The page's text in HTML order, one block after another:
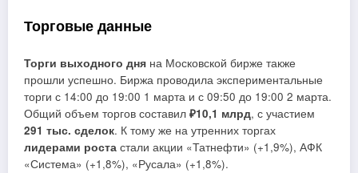
Торговые данные
Торги выходного дня на Московской бирже также
прошли успешно. Биржа проводила экспериментальные
торги с 14:00 до 19:00 1 марта и с 09:50 до 19:00 2 марта.
Общий объем торгов составил ₽10,1 млрд, с участием
291 тыс. сделок. К тому же на утренних торгах
лидерами роста стали акции «Татнефти» (+1,9%), АФК
«Система» (+1,8%), «Русала» (+1,8%).